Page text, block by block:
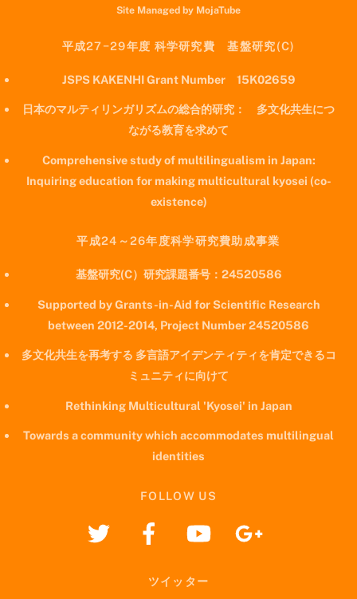
Site Managed by MojaTube
平成27−29年度 科学研究費 基盤研究(C)
JSPS KAKENHI Grant Number 15K02659
日本のマルティリンガリズムの総合的研究： 多文化共生につ
ながる教育を求めて
Comprehensive study of multilingualism in Japan:
Inquiring education for making multicultural kyosei (co-
existence)
平成24～26年度科学研究費助成事業
基盤研究(C）研究課題番号：24520586
Supported by Grants-in-Aid for Scientific Research
between 2012-2014, Project Number 24520586
多文化共生を再考する 多言語アイデンティティを肯定できるコ
ミュニティに向けて
Rethinking Multicultural 'Kyosei' in Japan
Towards a community which accommodates multilingual
identities
FOLLOW US
ツイッター